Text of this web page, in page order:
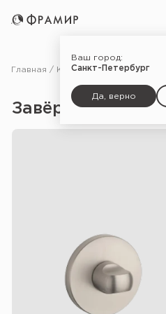
Ваш город:
Санкт-Петербург
Да, верно
Главная Каталог Фурнитура
Завёртка R 7S